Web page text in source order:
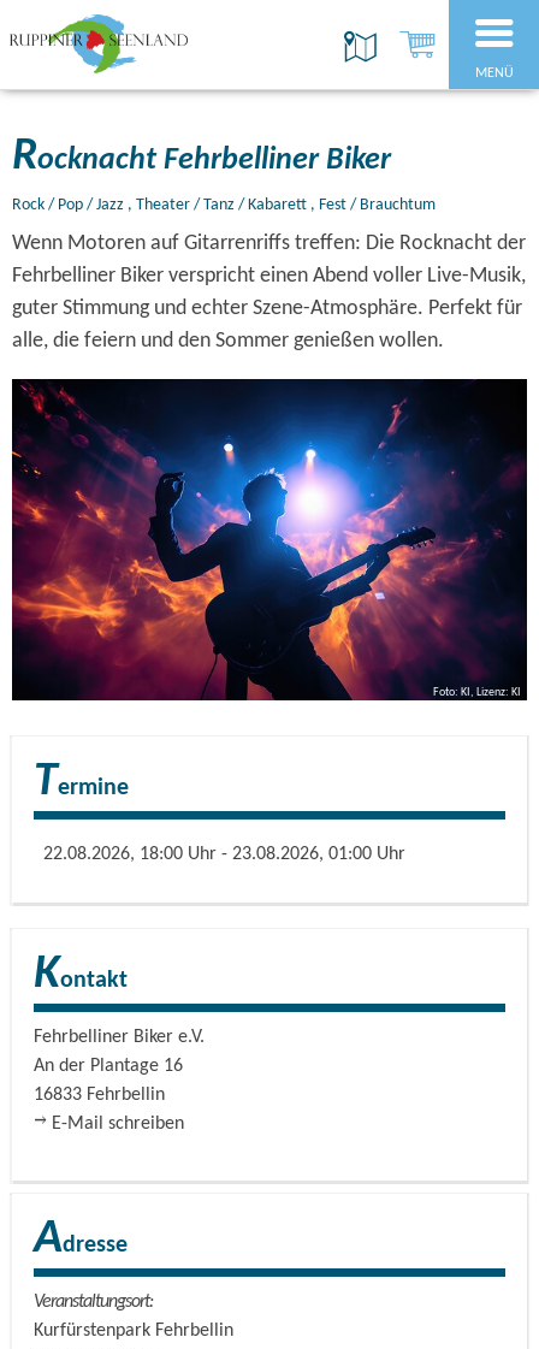
MENÜ
Rocknacht Fehrbelliner Biker
Rock / Pop / Jazz , Theater / Tanz / Kabarett , Fest / Brauchtum
Wenn Motoren auf Gitarrenriffs treffen: Die Rocknacht der
Fehrbelliner Biker verspricht einen Abend voller Live-Musik,
guter Stimmung und echter Szene-Atmosphäre. Perfekt für
alle, die feiern und den Sommer genießen wollen.
Foto: KI, Lizenz: KI
Termine
22.08.2026, 18:00 Uhr - 23.08.2026, 01:00 Uhr
Kontakt
Fehrbelliner Biker e.V.
An der Plantage 16
16833 Fehrbellin
E-Mail schreiben
Adresse
Veranstaltungsort:
Kurfürstenpark Fehrbellin